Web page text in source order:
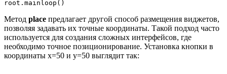
Метод place предлагает другой способ размещения виджетов,
позволяя задавать их точные координаты. Такой подход часто
используется для создания сложных интерфейсов, где
необходимо точное позиционирование. Установка кнопки в
координаты x=50 и y=50 выглядит так: